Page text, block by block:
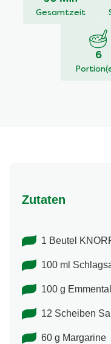
abgegeben
Gesamtzeit
6
Zutaten
1 Beutel
100 ml
100 g
12 Scheiben
60 g Margarine